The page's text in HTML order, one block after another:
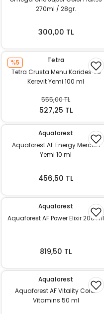
270ml / 28gr.
300,00 TL
%5
Tetra
Tetra Crusta Menu Karides Ve
Kerevit Yemi 100 ml
555,00 TL
527,25 TL
Aquaforest
Aquaforest AF Energy Mercan
Yemi 10 ml
456,50 TL
Aquaforest
Aquaforest AF Power Elixir 200 ml
819,50 TL
Aquaforest
Aquaforest AF Vitality Coral
Vitamins 50 ml